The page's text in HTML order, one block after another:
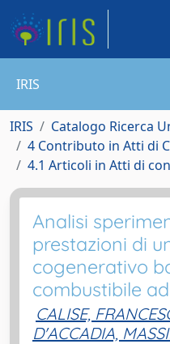
IRIS
IRIS
Catalogo Ricerca
4 Contributo in Atti di
4.1 Articoli in Atti di
Analisi
prestazioni di
cogenerativo
combustibile
CALISE,
D'ACCADIA,